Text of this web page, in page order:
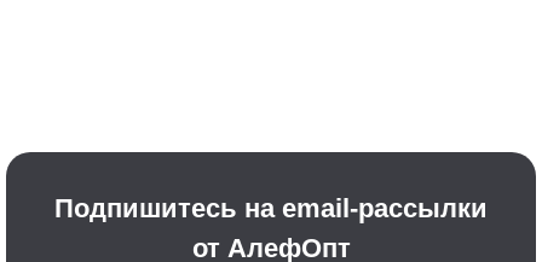
Подпишитесь на email-рассылки
от АлефОпт